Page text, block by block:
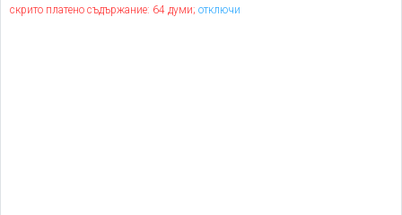
скрито платено съдържание: 64 думи; отключи